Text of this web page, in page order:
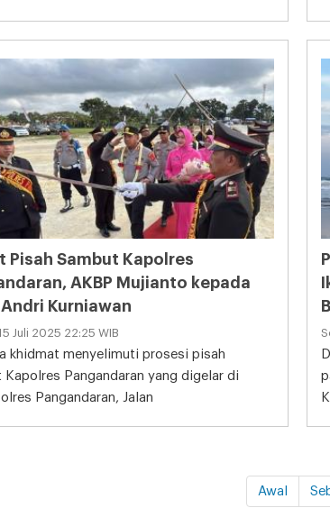
Pisah Sambut Kapolres
AKBP Mujianto kepada
Andri Kurniawan
Juli 2025 22:25 WIB
khidmat menyelimuti prosesi pisah
Kapolres Pangandaran yang digelar di
Pangandaran, Jalan
Awal